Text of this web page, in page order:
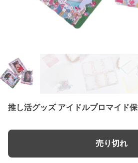
推し活グッズ アイドルプロマイド
売り切れ